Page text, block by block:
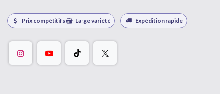
Prix compétitifs Large variété Expédition rapide